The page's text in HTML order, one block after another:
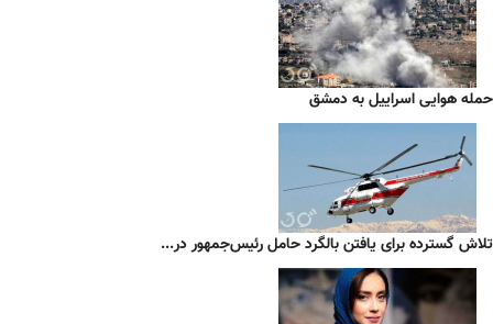
حمله هوایی اسراییل به دمشق
تلاش گسترده برای یافتن بالگرد حامل رئیس‌جمهور در...